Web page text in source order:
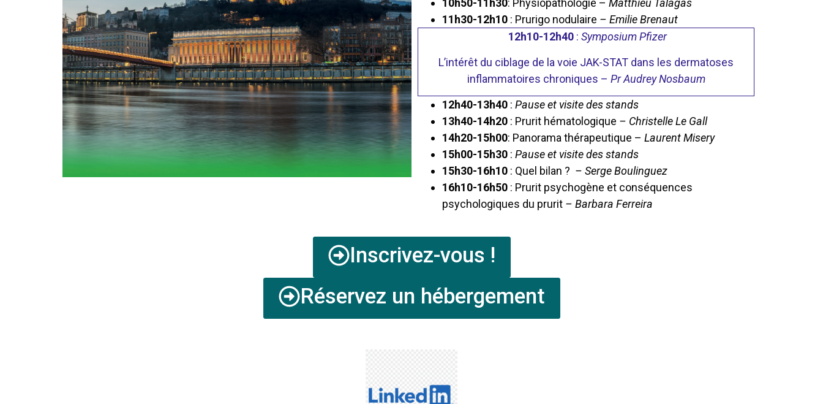
10h50-11h30: Physiopathologie – Matthieu Talagas
11h30-12h10 : Prurigo nodulaire – Emilie Brenaut
12h10-12h40 : Symposium Pfizer
L’intérêt du ciblage de la voie JAK-STAT dans les dermatoses
inflammatoires chroniques – Pr Audrey Nosbaum
12h40-13h40 : Pause et visite des stands
13h40-14h20 : Prurit hématologique – Christelle Le Gall
14h20-15h00: Panorama thérapeutique – Laurent Misery
15h00-15h30 : Pause et visite des stands
15h30-16h10 : Quel bilan ? – Serge Boulinguez
16h10-16h50 : Prurit psychogène et conséquences
psychologiques du prurit – Barbara Ferreira
Inscrivez-vous !
Réservez un hébergement